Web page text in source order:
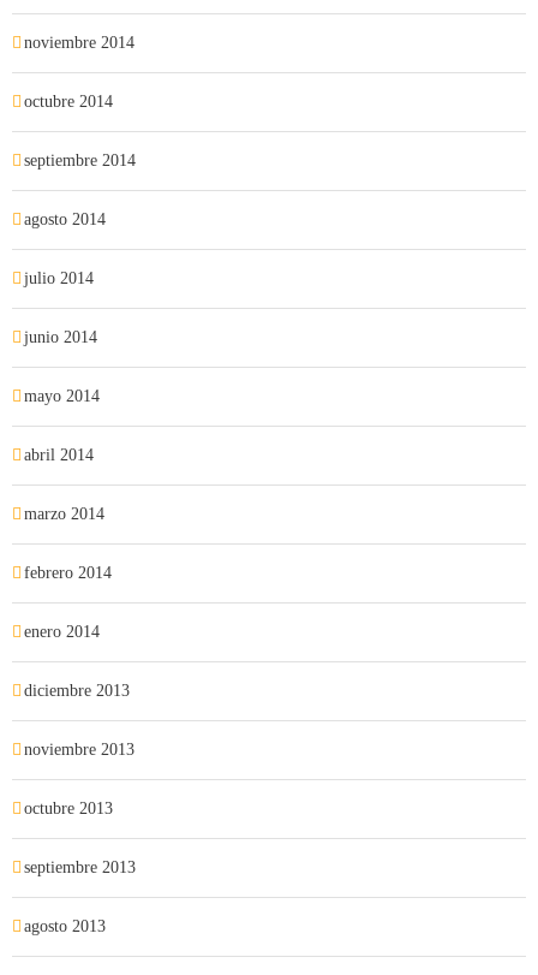
noviembre 2014
octubre 2014
septiembre 2014
agosto 2014
julio 2014
junio 2014
mayo 2014
abril 2014
marzo 2014
febrero 2014
enero 2014
diciembre 2013
noviembre 2013
octubre 2013
septiembre 2013
agosto 2013